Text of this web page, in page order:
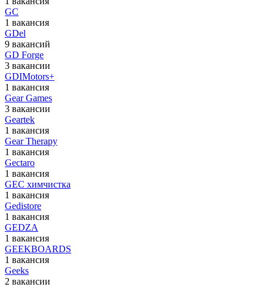
GC
1 вакансия
GDel
9 вакансий
GD Forge
3 вакансии
GDIMotors+
1 вакансия
Gear Games
3 вакансии
Geartek
1 вакансия
Gear Therapy
1 вакансия
Gectaro
1 вакансия
GEC химчистка
1 вакансия
Gedistore
1 вакансия
GEDZA
1 вакансия
GEEKBOARDS
1 вакансия
Geeks
2 вакансии